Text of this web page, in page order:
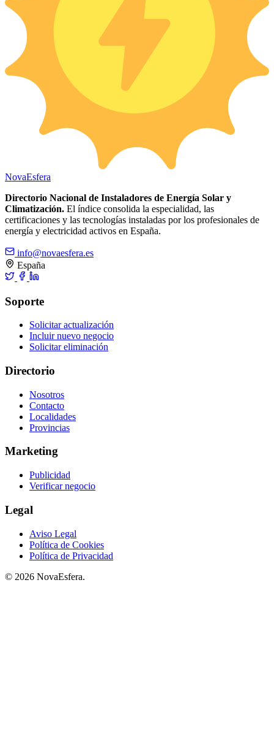
NovaEsfera
Directorio Nacional de Instaladores de Energía Solar y
Climatización. El índice consolida la especialidad, las
certificaciones y las tecnologías instaladas por los profesionales de
energía y electricidad activos en España.
info@novaesfera.es
España
Soporte
Solicitar actualización
Incluir nuevo negocio
Solicitar eliminación
Directorio
Nosotros
Contacto
Localidades
Provincias
Marketing
Publicidad
Verificar negocio
Legal
Aviso Legal
Política de Cookies
Política de Privacidad
© 2026 NovaEsfera.